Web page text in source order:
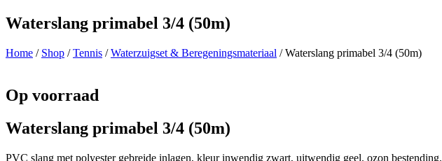
Waterslang primabel 3/4 (50m)
Home / Shop /Tennis /Waterzuigset & Beregeningsmateriaal / Waterslang primabel 3/4 (50m)
Op voorraad
Waterslang primabel 3/4 (50m)
PVC slang met polyester gebreide inlagen, kleur inwendig zwart, uitwendig geel. ozon bestending.